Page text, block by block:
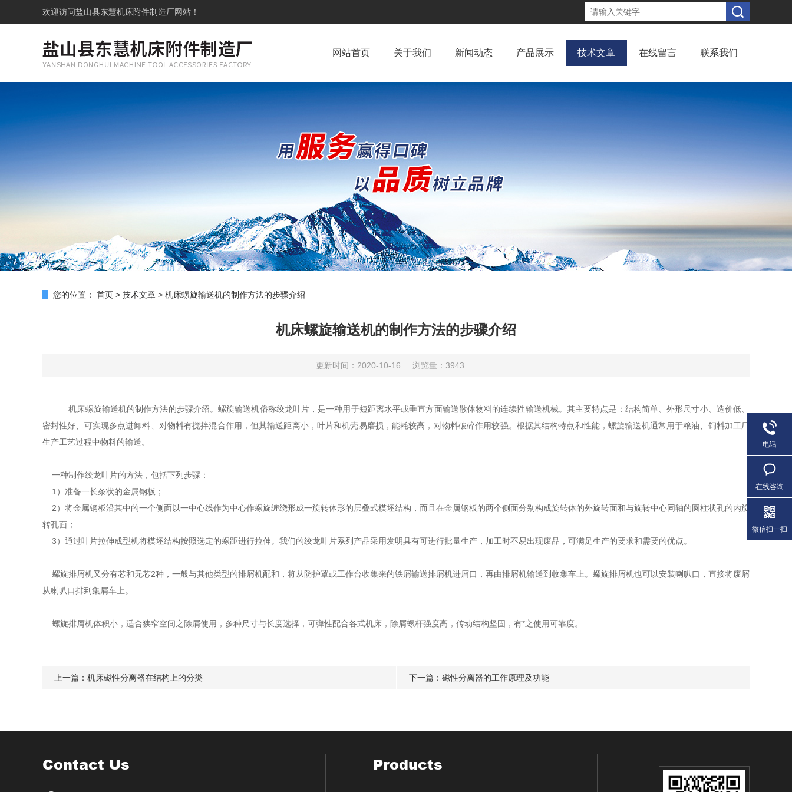
欢迎访问盐山县东慧机床附件制造厂网站！
网站首页 关于我们 新闻动态 产品展示 技术文章 在线留言 联系我们
您的位置： 首页 > 技术文章 > 机床螺旋输送机的制作方法的步骤介绍
机床螺旋输送机的制作方法的步骤介绍
更新时间：2020-10-16 浏览量：3943
机床螺旋输送机的制作方法的步骤介绍。螺旋输送机俗称绞龙叶片，是一种用于短距离水平或垂直方面输送散体物料的连续性输送机械。其主要特点是：结构简单、外形尺寸小、造价低、
密封性好、可实现多点进卸料、对物料有搅拌混合作用，但其输送距离小，叶片和机壳易磨损，能耗较高，对物料破碎作用较强。根据其结构特点和性能，螺旋输送机通常用于粮油、饲料加工厂
生产工艺过程中物料的输送。
一种制作绞龙叶片的方法，包括下列步骤：
1）准备一长条状的金属钢板；
2）将金属钢板沿其中的一个侧面以一中心线作为中心作螺旋缠绕形成一旋转体形的层叠式模坯结构，而且在金属钢板的两个侧面分别构成旋转体的外旋转面和与旋转中心同轴的圆柱状孔的内旋
转孔面；
3）通过叶片拉伸成型机将模坯结构按照选定的螺距进行拉伸。我们的绞龙叶片系列产品采用发明具有可进行批量生产，加工时不易出现废品，可满足生产的要求和需要的优点。
螺旋排屑机又分有芯和无芯2种，一般与其他类型的排屑机配和，将从防护罩或工作台收集来的铁屑输送排屑机进屑口，再由排屑机输送到收集车上。螺旋排屑机也可以安装喇叭口，直接将废屑
从喇叭口排到集屑车上。
螺旋排屑机体积小，适合狭窄空间之除屑使用，多种尺寸与长度选择，可弹性配合各式机床，除屑螺杆强度高，传动结构坚固，有*之使用可靠度。
上一篇： 机床磁性分离器在结构上的分类 下一篇： 磁性分离器的工作原理及功能
Contact Us Products
电话
在线咨询
微信扫一扫